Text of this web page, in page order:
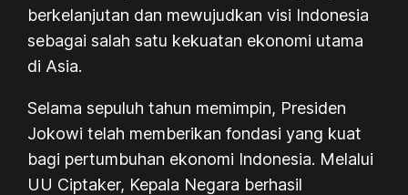
berkelanjutan dan mewujudkan visi Indonesia
sebagai salah satu kekuatan ekonomi utama
di Asia.
Selama sepuluh tahun memimpin, Presiden
Jokowi telah memberikan fondasi yang kuat
bagi pertumbuhan ekonomi Indonesia. Melalui
UU Ciptaker, Kepala Negara berhasil